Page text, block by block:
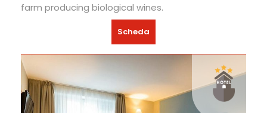
farm producing biological wines.
Scheda